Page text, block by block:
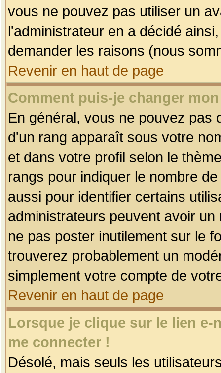
vous ne pouvez pas utiliser un
l'administrateur en a décidé
demander les raisons (nous
Revenir en haut de page
Comment puis-je changer
En général, vous ne pouvez pas
d'un rang apparaît sous votre
et dans votre profil selon le
rangs pour indiquer le nombre
aussi pour identifier certains
administrateurs peuvent avoir
ne pas poster inutilement sur le
trouverez probablement un
simplement votre compte de
Revenir en haut de page
Lorsque je clique sur le lien
me connecter !
Désolé, mais seuls les